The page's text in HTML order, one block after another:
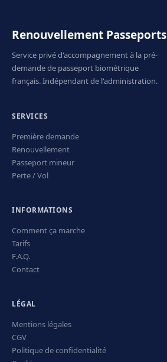
Renouvellement Passeports
Service privé d'accompagnement à la pré-
demande de passeport biométrique
français. Indépendant de l'administration.
SERVICES
Première demande
Renouvellement
Passeport mineur
Perte / Vol
INFORMATIONS
Comment ça marche
Tarifs
F.A.Q.
Contact
LÉGAL
Mentions légales
CGV
Politique de confidentialité